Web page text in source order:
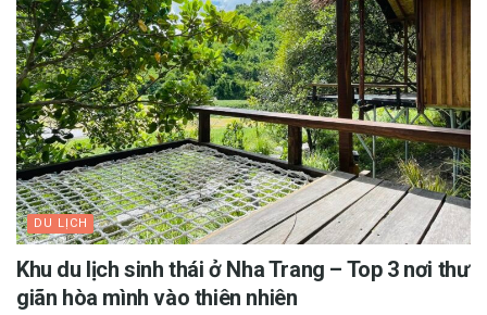
DU LỊCH
Khu du lịch sinh thái ở Nha Trang – Top 3 nơi thư
giãn hòa mình vào thiên nhiên